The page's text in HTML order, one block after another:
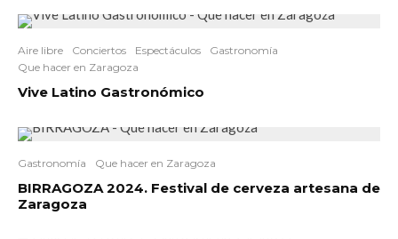
Aire libre Conciertos Espectáculos
Gastronomía
Que hacer en Zaragoza
Vive Latino Gastronómico
Gastronomía Que hacer en Zaragoza
BIRRAGOZA 2024. Festival de cerveza artesana de
Zaragoza